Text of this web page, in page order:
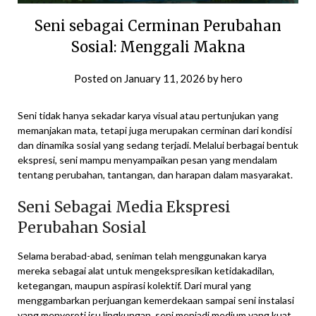
Seni sebagai Cerminan Perubahan
Sosial: Menggali Makna
Posted on January 11, 2026 byhero
Seni tidak hanya sekadar karya visual atau pertunjukan yang
memanjakan mata, tetapi juga merupakan cerminan dari kondisi
dan dinamika sosial yang sedang terjadi. Melalui berbagai bentuk
ekspresi, seni mampu menyampaikan pesan yang mendalam
tentang perubahan, tantangan, dan harapan dalam masyarakat.
Seni Sebagai Media Ekspresi
Perubahan Sosial
Selama berabad-abad, seniman telah menggunakan karya
mereka sebagai alat untuk mengekspresikan ketidakadilan,
ketegangan, maupun aspirasi kolektif. Dari mural yang
menggambarkan perjuangan kemerdekaan sampai seni instalasi